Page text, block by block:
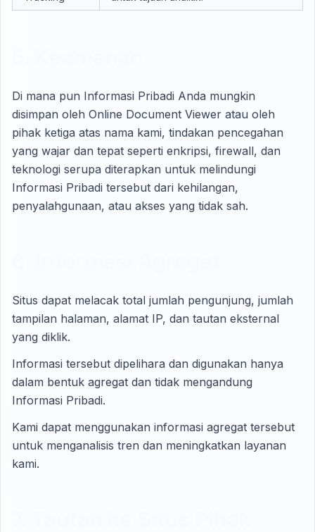
Di mana pun Informasi Pribadi Anda mungkin
disimpan oleh Online Document Viewer atau oleh
pihak ketiga atas nama kami, tindakan pencegahan
yang wajar dan tepat seperti enkripsi, firewall, dan
teknologi serupa diterapkan untuk melindungi
Informasi Pribadi tersebut dari kehilangan,
penyalahgunaan, atau akses yang tidak sah.
Situs dapat melacak total jumlah pengunjung, jumlah
tampilan halaman, alamat IP, dan tautan eksternal
yang diklik.
Informasi tersebut dipelihara dan digunakan hanya
dalam bentuk agregat dan tidak mengandung
Informasi Pribadi.
Kami dapat menggunakan informasi agregat tersebut
untuk menganalisis tren dan meningkatkan layanan
kami.